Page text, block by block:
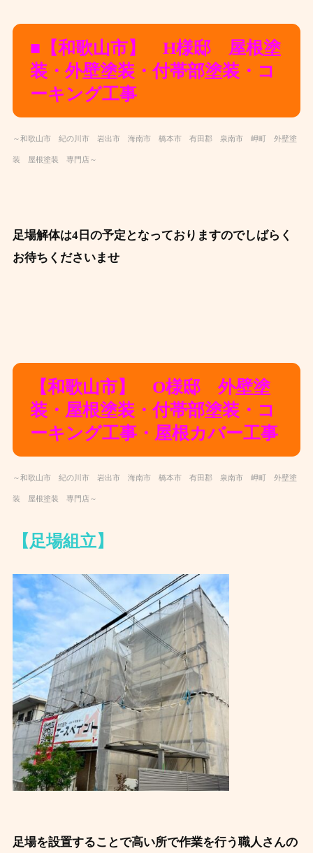
■【和歌山市】 H様邸 屋根塗
装・外壁塗装・付帯部塗装・コ
ーキング工事
～和歌山市 紀の川市 岩出市 海南市 橋本市 有田郡 泉南市 岬町 外壁塗
装 屋根塗装 専門店～
足場解体は4日の予定となっておりますのでしばらく
お待ちくださいませ
【和歌山市】 O様邸 外壁塗
装・屋根塗装・付帯部塗装・コ
ーキング工事・屋根カバー工事
～和歌山市 紀の川市 岩出市 海南市 橋本市 有田郡 泉南市 岬町 外壁塗
装 屋根塗装 専門店～
【足場組立】
足場を設置することで高い所で作業を行う職人さんの